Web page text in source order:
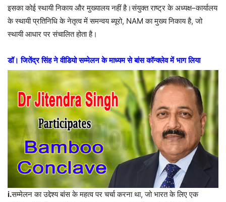
इसका कोई स्थायी निकाय और मुख्यालय नहीं है।संयुक्त राष्ट्र के अध्यक्ष–कार्यालय
के स्थायी प्रतिनिधि के नेतृत्व में समन्वय ब्यूरो, NAMका मुख्य निकाय है,जो
स्थायी आधार पर संचालित होता है।
डॉ। जितेंद्र सिंह ने वीडियो सम्मेलन के माध्यम से बांस कॉन्क्लेव में भाग लिया
i.सम्मेलन का उद्देश्य बांस के महत्व पर चर्चा करना था, जो भारत के लिए एक